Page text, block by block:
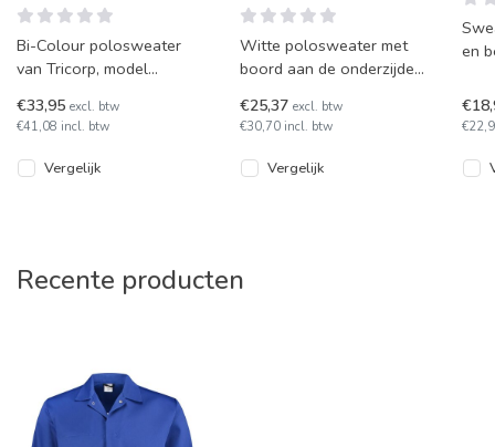
Bi-Colour polosweater
van Tricorp, model
stukadoors. Deze sweater
is leverb
€33,95 excl. btw
€41,08 incl. btw
Vergelijk
Witte polosweater met
boord aan de onderzijde
PSB280. De ideale
sweater voor schil
€25,37 excl. btw
€30,70 incl. btw
Vergelijk
en
het
Recente producten